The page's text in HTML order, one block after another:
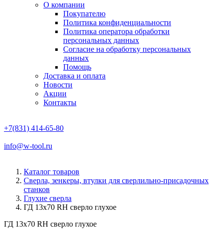
О компании
Покупателю
Политика конфиденциальности
Политика оператора обработки
персональных данных
Согласие на обработку персональных
данных
Помощь
Доставка и оплата
Новости
Акции
Контакты
+7(831) 414-65-80
info@w-tool.ru
Каталог товаров
Сверла, зенкеры, втулки для сверлильно-присадочных
станков
Глухие сверла
ГД 13х70 RH сверло глухое
ГД 13х70 RH сверло глухое